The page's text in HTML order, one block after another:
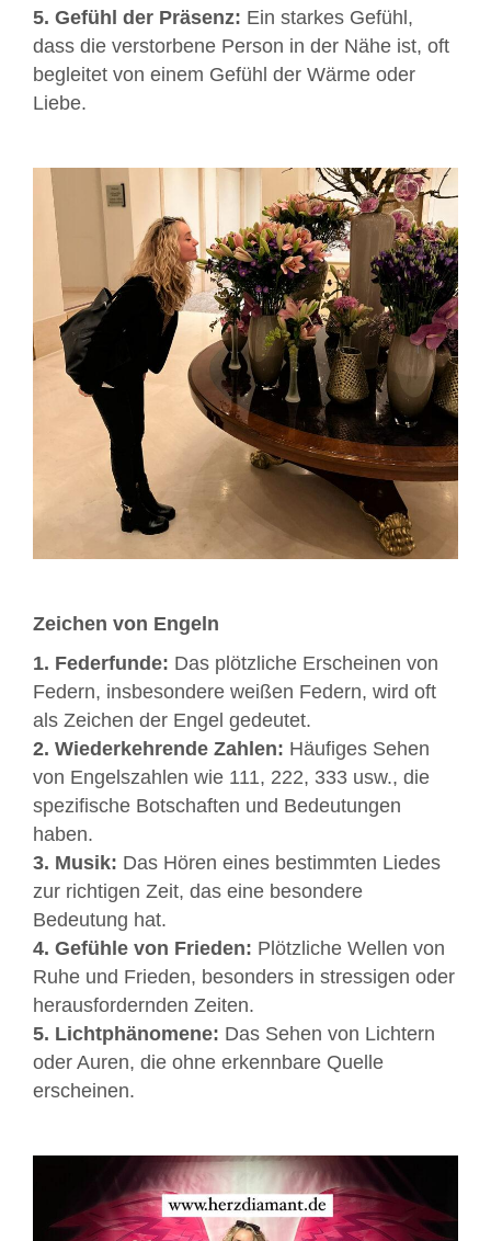
5. Gefühl der Präsenz: Ein starkes Gefühl,
dass die verstorbene Person in der Nähe ist, oft
begleitet von einem Gefühl der Wärme oder
Liebe.
Zeichen von Engeln
1. Federfunde: Das plötzliche Erscheinen von
Federn, insbesondere weißen Federn, wird oft
als Zeichen der Engel gedeutet.
2. Wiederkehrende Zahlen: Häufiges Sehen
von Engelszahlen wie 111, 222, 333 usw., die
spezifische Botschaften und Bedeutungen
haben.
3. Musik: Das Hören eines bestimmten Liedes
zur richtigen Zeit, das eine besondere
Bedeutung hat.
4. Gefühle von Frieden: Plötzliche Wellen von
Ruhe und Frieden, besonders in stressigen oder
herausfordernden Zeiten.
5. Lichtphänomene: Das Sehen von Lichtern
oder Auren, die ohne erkennbare Quelle
erscheinen.